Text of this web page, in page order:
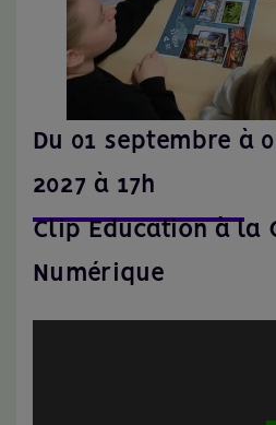
Du 01 septembre à
2027 à 17h
Clip Education à la
Numérique